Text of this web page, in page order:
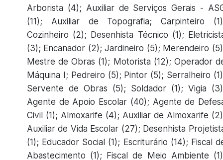
Arborista (4); Auxiliar de Serviços Gerais -
(11); Auxiliar de Topografia; Carpinteiro
Cozinheiro (2); Desenhista Técnico (1);
(3); Encanador (2); Jardineiro (5); Merendeiro
Mestre de Obras (1); Motorista (12); Operador
Máquina I; Pedreiro (5); Pintor (5); Serralheiro
Servente de Obras (5); Soldador (1); Vigia
Agente de Apoio Escolar (40); Agente de
Civil (1); Almoxarife (4); Auxiliar de Almoxarife
Auxiliar de Vida Escolar (27); Desenhista
(1); Educador Social (1); Escriturário (14); Fiscal
Abastecimento (1); Fiscal de Meio Ambiente